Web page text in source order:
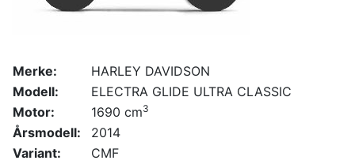
Merke:
HARLEY DAVIDSON
Modell:
ELECTRA GLIDE ULTRA CLASSIC
Motor:
1690 cm3
Årsmodell:
2014
Variant:
CMF